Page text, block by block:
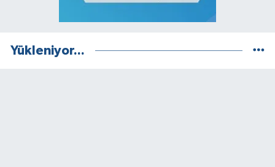
Yükleniyor...